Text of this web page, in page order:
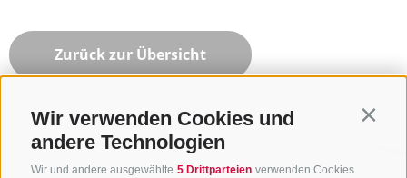
Wir verwenden Cookies und
andere Technologien
Wir und andere ausgewählte 5 Drittparteien verwenden Cookies
Zurück zur Übersicht